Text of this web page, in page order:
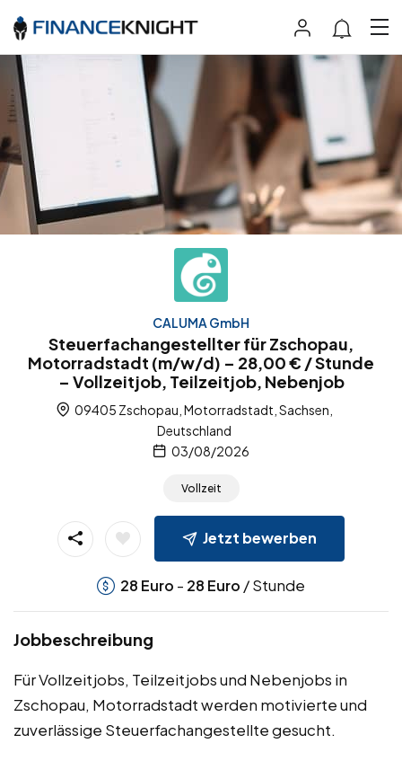
CALUMA GmbH
Steuerfachangestellter für Zschopau,
Motorradstadt (m/w/d) – 28,00 € / Stunde
– Vollzeitjob, Teilzeitjob, Nebenjob
09405 Zschopau, Motorradstadt, Sachsen,
Deutschland
03/08/2026
Vollzeit
Jetzt bewerben
28 Euro - 28 Euro / Stunde
Jobbeschreibung
Für Vollzeitjobs, Teilzeitjobs und Nebenjobs in
Zschopau, Motorradstadt werden motivierte und
zuverlässige Steuerfachangestellte gesucht.